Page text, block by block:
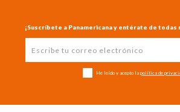
¡Suscríbete a Panamericana y entérate de
He leído y acepto la política de